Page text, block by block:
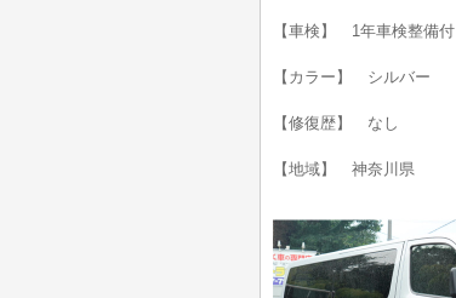
【車検】 1年車検整備付
【カラー】 シルバー
【修復歴】 なし
【地域】 神奈川県